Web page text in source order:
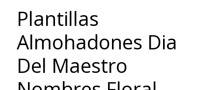
Plantillas
Almohadones Dia
Del Maestro